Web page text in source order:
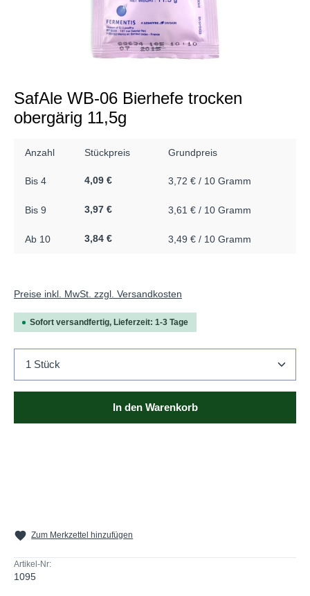
SafAle WB-06 Bierhefe trocken
obergärig 11,5g
Anzahl Stückpreis Grundpreis
Bis 4 4,09 € 3,72 € / 10 Gramm
Bis 9 3,97 € 3,61 € / 10 Gramm
Ab 10 3,84 € 3,49 € / 10 Gramm
Preise inkl. MwSt. zzgl. Versandkosten
Sofort versandfertig, Lieferzeit: 1-3 Tage
Produkt Anzahl: Gib den gewünschten Wert ein
In den Warenkorb
Zum Merkzettel hinzufügen
Artikel-Nr:
1095